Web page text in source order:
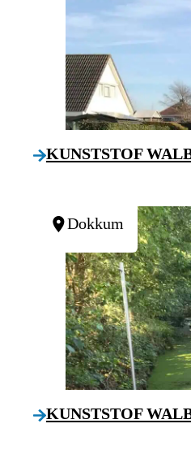
KUNSTSTOF
Dokkum
KUNSTSTOF